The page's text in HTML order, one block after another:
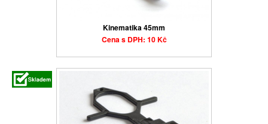
Kinematika 45mm
Cena s DPH: 10 Kč